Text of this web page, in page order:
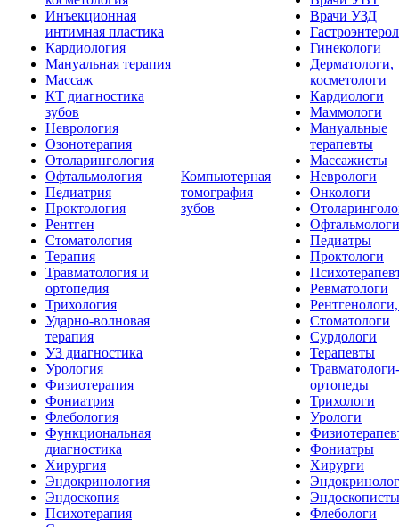
Инъекционная
интимная пластика
Кардиология
Мануальная терапия
Массаж
КТ диагностика
зубов
Неврология
Озонотерапия
Отоларингология
Офтальмология
Педиатрия
Проктология
Рентген
Стоматология
Терапия
Травматология и
ортопедия
Трихология
Ударно-волновая
терапия
УЗ диагностика
Урология
Физиотерапия
Фониатрия
Флебология
Функциональная
диагностика
Хирургия
Эндокринология
Эндоскопия
Психотерапия
Компьютерная
томография
зубов
Врачи УЗД
Гинекологи
Дерматологи,
косметологи
Кардиологи
Маммологи
Мануальные
терапевты
Массажисты
Неврологи
Онкологи
Офтальмологи
Педиатры
Проктологи
Ревматологи
Стоматологи
Сурдологи
Терапевты
Травматологи-
ортопеды
Трихологи
Урологи
Фониатры
Хирурги
Эндоскописты
Флебологи